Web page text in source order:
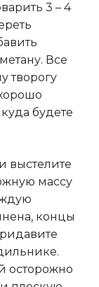
3 – 4
Все
творогу
будете
выстелите
массу
концы
осторожно